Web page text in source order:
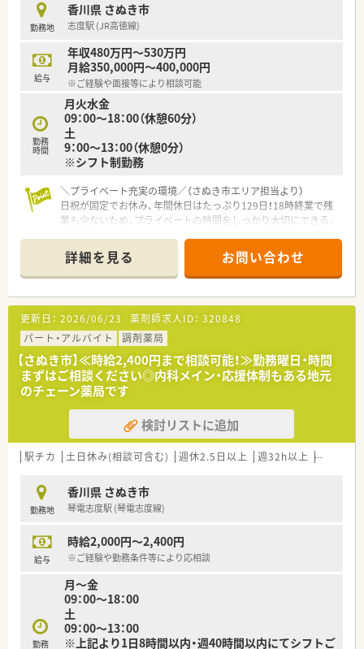
勤務地
香川県 さぬき市
志度駅 (JR高徳線)
給与
年収480万円～530万円
月給350,000円～400,000円
※ご経験や面接等により相談可能
勤務
時間
月火水金
09：00～18：00（休憩60分）
土
9：00～13：00（休憩0分）
※シフト制勤務
＼プライベート充実の環境／（さぬき市エリア担当より）
日祝が固定でお休み、年間休日はたっぷり129日！18時終業で残
業も少ないため、プライベートの時間をしっかり大切にできる、
＊------------------------------------------＊
【店舗情報と応需状況について】
■最寄り駅から徒歩5分というアクセス抜群の好立地にあり、通
勤の負担を軽減できる非常に通いやすい調剤薬局です。
■心療内科や精神科の処方箋を1日平均50枚程度応需しており、
一人ひとりの患者様とじっくり向き合える環境です。
■薬剤師は常時2名体制で業務にあたっており、協力し合いなが
らスムーズに調剤や服薬指導を行える体制が整っています。
【法人特徴について】
■子育て支援に非常に力を入れている法人であり、子育て中の従
業員が多く在籍し互いに助け合う風土が根付いています。
■社長自身も薬剤師として現場で日々勤務されているため、現場
の意見が通りやすく非常に風通しの良い社風が魅力です。
厚く支援してくれる充実した環境がしっかりと整っています。
【職場環境と雰囲気】
や改善の提案などを気軽に相談できる風通しの良い職場です。
■子育て中のスタッフが多数在籍しており、子供の急な発熱や学
す。
■無料で使用できる駐車場が完備されているため、天候に左右さ
れずマイカーで快適に通勤できる非常に便利な環境が整ってい
ます。
詳細を見る お問い合わせ
更新日： 2026/06/23 薬剤師求人ID： 320848
パート・アルバイト
調剤薬局
【さぬき市】≪時給2,400円まで相談可能！≫勤務曜日・時間
まずはご相談ください◎内科メイン・応援体制もある地元
のチェーン薬局です
検討リストに追加
駅チカ 土日休み(相談可含む) 週休2.5日以上 週32h以上 ブランク
勤務地
香川県 さぬき市
琴電志度駅 (琴電志度線)
給与
時給2,000円～2,400円
※ご経験や勤務条件等により応相談
勤務
月～金
09：00～18：00
土
09：00～13：00
※上記より1日8時間以内・週40時間以内にてシフトご